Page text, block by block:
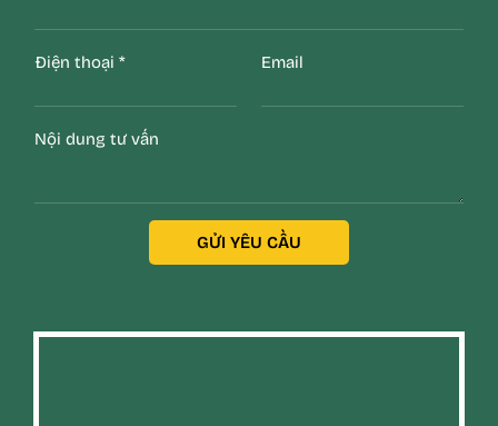
Điện thoại * Email
Nội dung tư vấn
GỬI YÊU CẦU